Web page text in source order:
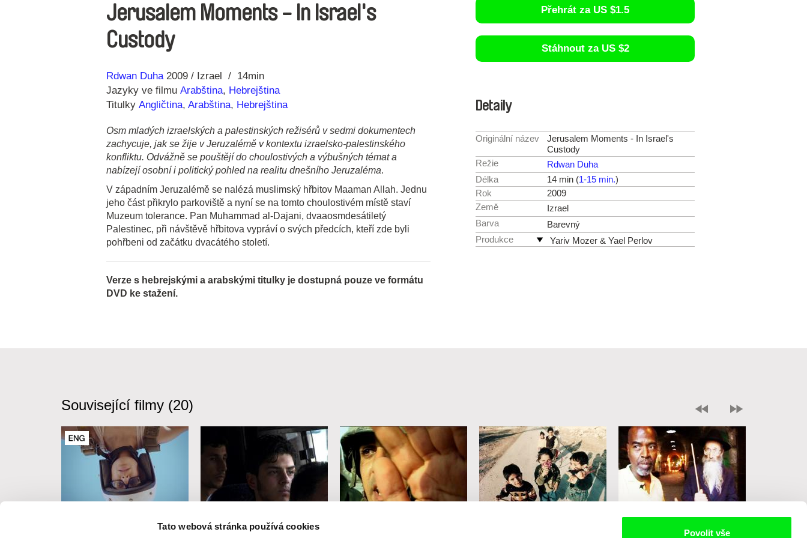
Tato webová stránka používá cookies
Povolit vše
Jerusalem Moments - In Israel's
Custody
Režie
Rdwan Duha
Rok 2009 Izrael
14min
Jazyky ve filmu Arabština, Hebrejština
Titulky Angličtina, Arabština, Hebrejština
Osm mladých izraelských a palestinských režisérů v sedmi dokumentech
zachycuje, jak se žije v Jeruzalémě v kontextu izraelsko-palestinského
konfliktu. Odvážně se pouštějí do choulostivých a výbušných témat a
nabízejí osobní i politický pohled na realitu dnešního Jeruzaléma.
V západním Jeruzalémě se nalézá muslimský hřbitov Maaman Allah. Jednu
jeho část přikrylo parkoviště a nyní se na tomto choulostivém místě staví
Muzeum tolerance. Pan Muhammad al-Dajani, dvaaosmdesátiletý
Palestinec, při návštěvě hřbitova vypráví o svých předcích, kteří zde byli
pohřbeni od začátku dvacátého století.
Verze s hebrejskými a arabskými titulky je dostupná pouze ve formátu
DVD ke stažení.
Přehrát za US $1.5
Stáhnout za US $2
Detaily
Originální název
Jerusalem Moments - In Israel's
Custody
Režie
Rdwan Duha
Délka
14 min (1-15 min.)
Rok
2009
Země
Izrael
Barva
Barevný
Produkce
Yariv Mozer & Yael Perlov
Související filmy (20)
Yasmine Novak